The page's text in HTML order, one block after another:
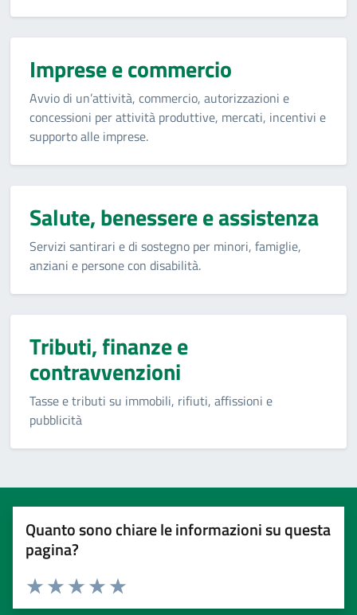
Imprese e commercio
Avvio di un’attività, commercio, autorizzazioni e
concessioni per attività produttive, mercati, incentivi e
supporto alle imprese.
Salute, benessere e assistenza
Servizi santirari e di sostegno per minori, famiglie,
anziani e persone con disabilità.
Tributi, finanze e
contravvenzioni
Tasse e tributi su immobili, rifiuti, affissioni e
pubblicità
Quanto sono chiare le informazioni su questa
pagina?
Valuta 5 stelle su 5
Valuta 4 stelle su 5
Valuta 3 stelle su 5
Valuta 2 stelle su 5
Valuta 1 stelle su 5